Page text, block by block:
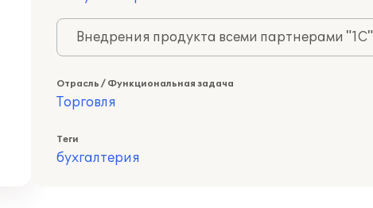
Внедрения продукта всеми партнерами "1С"
Отрасль / Функциональная задача
Торговля
Теги
бухгалтерия